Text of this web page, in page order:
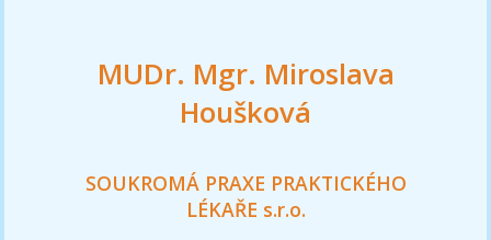
MUDr. Mgr. Miroslava
Houšková
SOUKROMÁ PRAXE PRAKTICKÉHO
LÉKAŘE s.r.o.